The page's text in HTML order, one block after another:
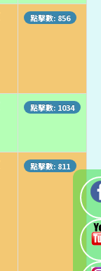
點擊數: 856
點擊數: 1034
點擊數: 811